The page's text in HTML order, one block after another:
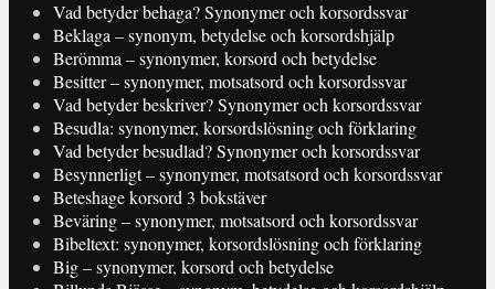
Vad betyder behaga? Synonymer och korsordssvar
Beklaga – synonym, betydelse och korsordshjälp
Berömma – synonymer, korsord och betydelse
Besitter – synonymer, motsatsord och korsordssvar
Vad betyder beskriver? Synonymer och korsordssvar
Besudla: synonymer, korsordslösning och förklaring
Vad betyder besudlad? Synonymer och korsordssvar
Besynnerligt – synonymer, motsatsord och korsordssvar
Beteshage korsord 3 bokstäver
Beväring – synonymer, motsatsord och korsordssvar
Bibeltext: synonymer, korsordslösning och förklaring
Big – synonymer, korsord och betydelse